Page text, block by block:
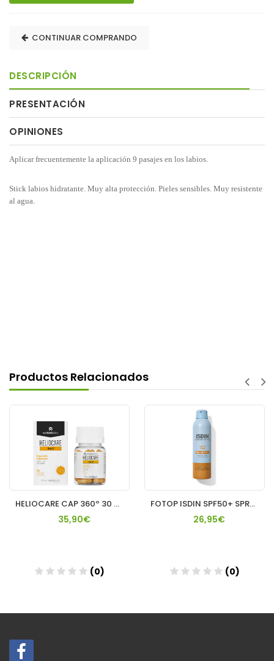
CONTINUAR COMPRANDO
DESCRIPCIÓN
PRESENTACIÓN
OPINIONES
Aplicar frecuentemente la aplicación 9 pasajes en los labios.
Stick labios hidratante. Muy alta protección. Pieles sensibles. Muy resistente
al agua.
Productos Relacionados
HELIOCARE CAP 360º 30 CAPSULAS*
35,90€
(0)
FOTOP ISDIN SPF50+ SPRAY LOCION 250ML
26,95€
(0)